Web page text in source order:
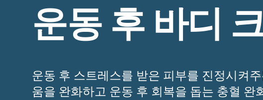
운동 후 바디
운동 후 스트레스를 받은 피부를 진정시켜
움을 완화하고 운동 후 회복을 돕는 충혈 완